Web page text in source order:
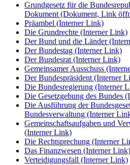
Grundgesetz für die
Dokument (Dokument, Link
Präambel (Interner Link)
Die Grundrechte (Interner Link)
Der Bund und die Länder
Der Bundestag (Interner Link)
Der Bundesrat (Interner Link)
Gemeinsamer Ausschuss
Der Bundespräsident (Interner
Die Bundesregierung (Interner
Die Gesetzgebung des Bundes
Die Ausführung der
Bundesverwaltung (Interner
Gemeinschaftsaufgaben und
(Interner Link)
Die Rechtsprechung (Interner
Das Finanzwesen (Interner Link)
Verteidigungsfall (Interner Link)